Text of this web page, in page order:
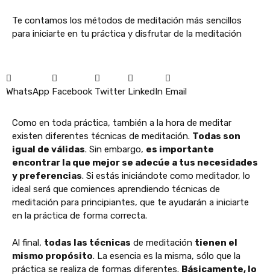
Te contamos los métodos de meditación más sencillos
para iniciarte en tu práctica y disfrutar de la meditación
WhatsApp Facebook Twitter LinkedIn Email
Como en toda práctica, también a la hora de meditar
existen diferentes técnicas de meditación. Todas son
igual de válidas. Sin embargo, es importante
encontrar la que mejor se adecúe a tus necesidades
y preferencias. Si estás iniciándote como meditador, lo
ideal será que comiences aprendiendo técnicas de
meditación para principiantes, que te ayudarán a iniciarte
en la práctica de forma correcta.
Al final, todas las técnicas de meditación tienen el
mismo propósito. La esencia es la misma, sólo que la
práctica se realiza de formas diferentes. Básicamente, lo